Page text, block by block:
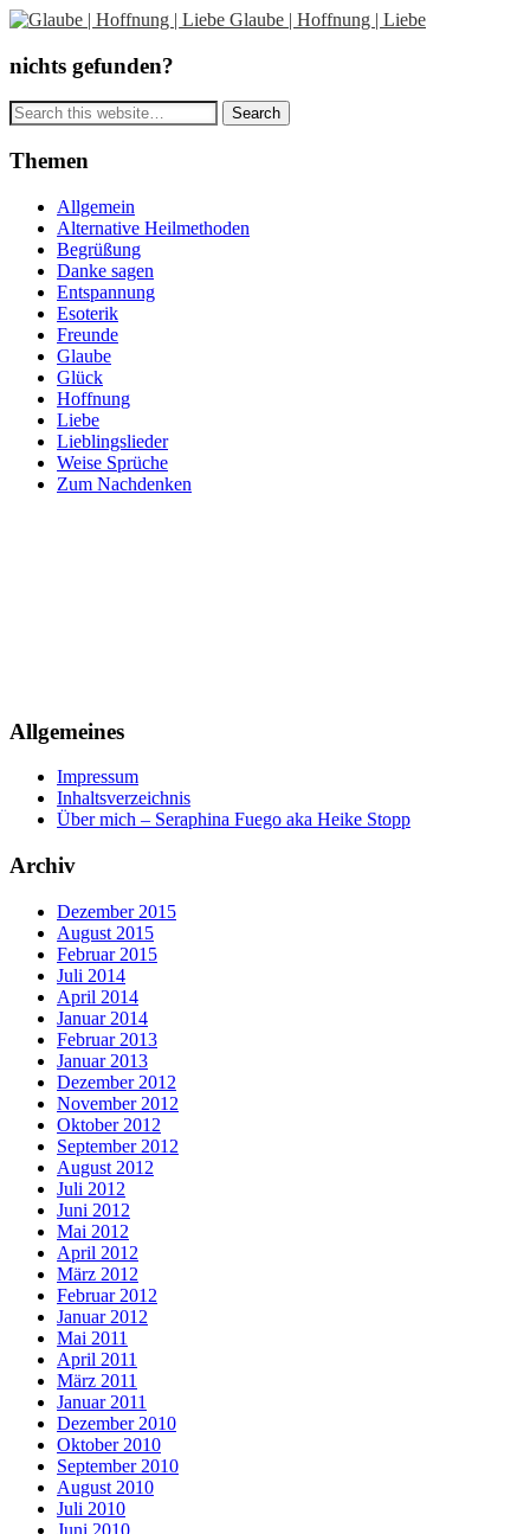
Glaube | Hoffnung | Liebe
nichts gefunden?
Themen
Allgemein
Alternative Heilmethoden
Begrüßung
Danke sagen
Entspannung
Esoterik
Freunde
Glaube
Glück
Hoffnung
Liebe
Lieblingslieder
Weise Sprüche
Zum Nachdenken
Allgemeines
Impressum
Inhaltsverzeichnis
Über mich – Seraphina Fuego aka Heike Stopp
Archiv
Dezember 2015
August 2015
Februar 2015
Juli 2014
April 2014
Januar 2014
Februar 2013
Januar 2013
Dezember 2012
November 2012
Oktober 2012
September 2012
August 2012
Juli 2012
Juni 2012
Mai 2012
April 2012
März 2012
Februar 2012
Januar 2012
Mai 2011
April 2011
März 2011
Januar 2011
Dezember 2010
Oktober 2010
September 2010
August 2010
Juli 2010
Juni 2010